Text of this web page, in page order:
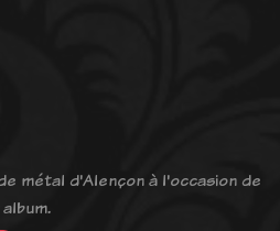
métal d'Alençon à l'occasion de